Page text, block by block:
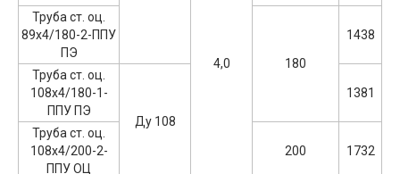
4,0
Труба ст. оц.
89х4/180-2-ППУ
ПЭ
180
1438
Труба ст. оц.
108х4/180-1-
ППУ ПЭ
Ду 108
1381
Труба ст. оц.
108х4/200-2-
ППУ ОЦ
200 1732